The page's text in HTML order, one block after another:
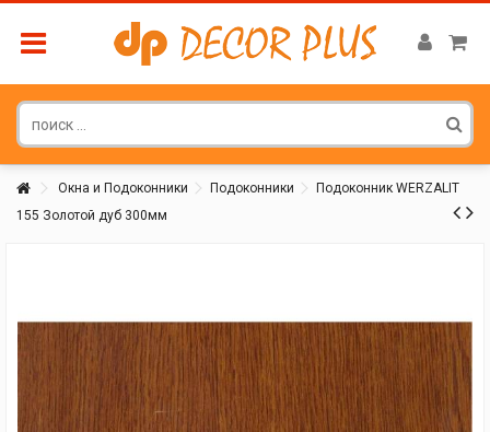
Окна и Подоконники Подоконники
Подоконник WERZALIT
155 Золотой дуб 300мм